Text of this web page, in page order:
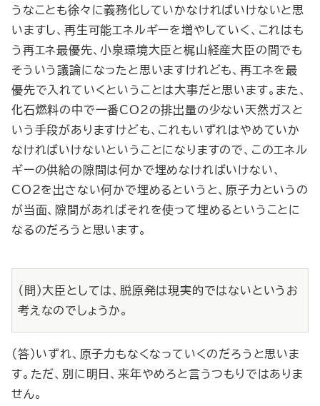
うなことも徐々に義務化していかなければいけないと思
いますし、再生可能エネルギーを増やしていく、これはも
う再エネ最優先、小泉環境大臣と梶山経産大臣の間でも
そういう議論になったと思いますけれども、再エネを最
優先で入れていくということは大事だと思います。また、
化石燃料の中で一番CO2の排出量の少ない天然ガスと
いう手段がありますけども、これもいずれはやめていか
なければいけないということになりますので、このエネル
ギーの供給の隙間は何かで埋めなければいけない、
CO2を出さない何かで埋めるというと、原子力というの
が当面、隙間があればそれを使って埋めるということに
なるのだろうと思います。
（問）大臣としては、脱原発は現実的ではないというお
考えなのでしょうか。
（答）いずれ、原子力もなくなっていくのだろうと思いま
す。ただ、別に明日、来年やめろと言うつもりではありま
せん。